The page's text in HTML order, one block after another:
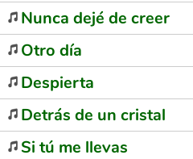
Nunca dejé de creer
Otro día
Despierta
Detrás de un cristal
Si tú me llevas